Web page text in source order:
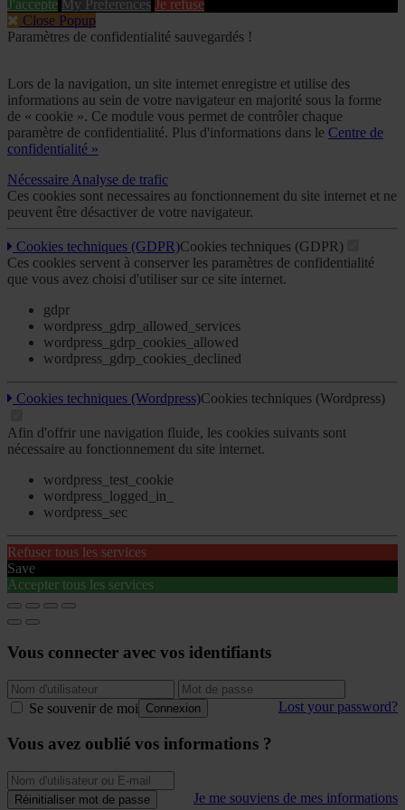
J'accepte My Preferences Je refuse
Close Popup
Paramètres de confidentialité sauvegardés !
Lors de la navigation, un site internet enregistre et utilise des
informations au sein de votre navigateur en majorité sous la forme
de « cookie ». Ce module vous permet de contrôler chaque
paramètre de confidentialité. Plus d'informations dans le Centre de
confidentialité »
Nécessaire Analyse de trafic
Ces cookies sont necessaires au fonctionnement du site internet et ne
peuvent être désactiver de votre navigateur.
Cookies techniques (GDPR)Cookies techniques (GDPR)
Ces cookies servent à conserver les paramètres de confidentialité
que vous avez choisi d'utiliser sur ce site internet.
gdpr
wordpress_gdrp_allowed_services
wordpress_gdrp_cookies_allowed
wordpress_gdrp_cookies_declined
Cookies techniques (Wordpress)Cookies techniques (Wordpress)
Afin d'offrir une navigation fluide, les cookies suivants sont
nécessaire au fonctionnement du site internet.
wordpress_test_cookie
wordpress_logged_in_
wordpress_sec
Refuser tous les services
Save
Accepter tous les services
Vous connecter avec vos identifiants
Connexion
Se souvenir de moi Lost your password?
Vous avez oublié vos informations ?
Réinitialiser mot de passe Je me souviens de mes informations